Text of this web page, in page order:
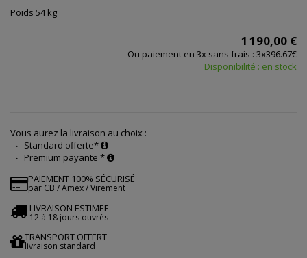
Poids 54 kg
1 190,00 €
Ou paiement en 3x sans frais : 3x396.67€
Disponibilité : en stock
Vous aurez la livraison au choix :
Standard offerte*
Premium payante *
PAIEMENT 100% SÉCURISÉ
par CB / Amex / Virement
LIVRAISON ESTIMEE
12 à 18 jours ouvrés
TRANSPORT OFFERT
livraison standard